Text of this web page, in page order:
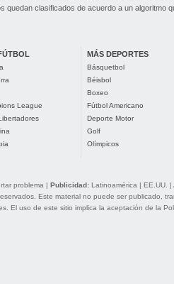
quedan clasificados de acuerdo a un algoritmo
League
MÁS DEPORTES
Básquetbol
Béisbol
Boxeo
Fútbol Americano
Deporte Motor
Golf
Olímpicos
problema | Publicidad: Latinoamérica | EE.UU. |
Este material no puede ser publicado,
. El uso de este sitio implica la aceptación de la